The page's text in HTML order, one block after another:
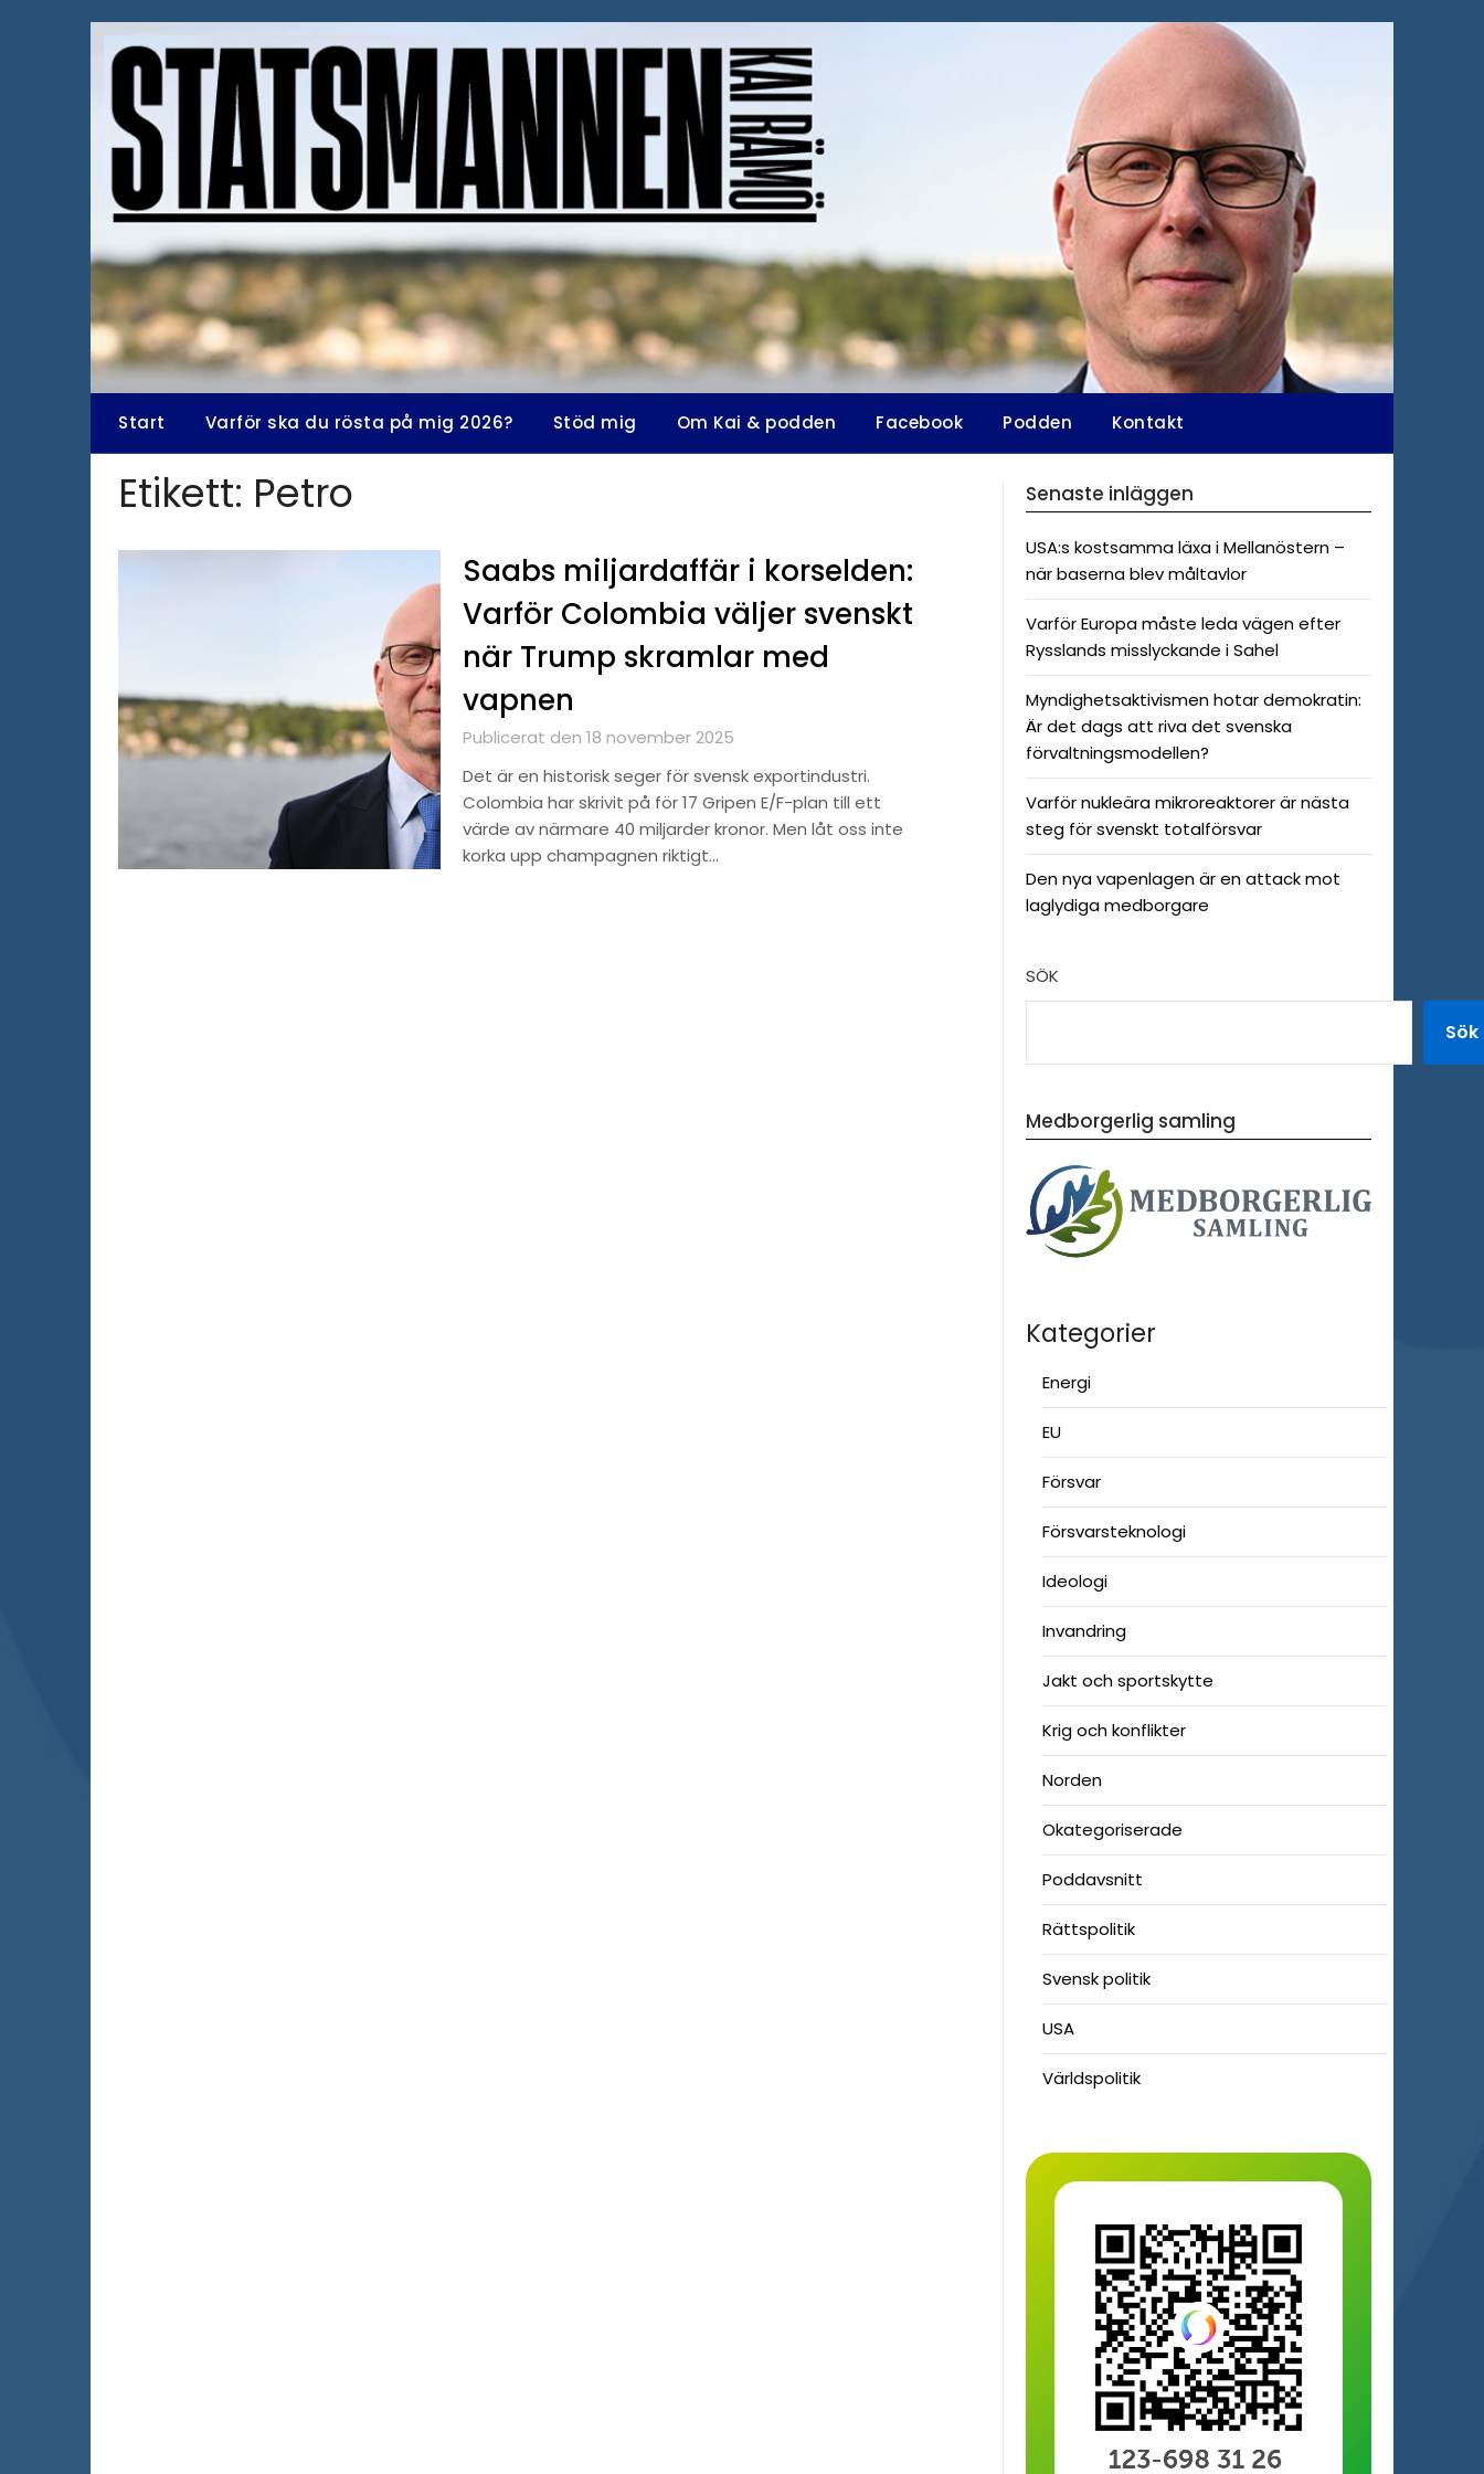
Start Varför ska du rösta på mig 2026? Stöd mig Om Kai & podden Facebook Podden Kontakt
Etikett: Petro
Saabs miljardaffär i korselden:
Varför Colombia väljer svenskt
när Trump skramlar med
vapnen
Publicerat den 18 november 2025
Det är en historisk seger för svensk exportindustri.
Colombia har skrivit på för 17 Gripen E/F-plan till ett
värde av närmare 40 miljarder kronor. Men låt oss inte
korka upp champagnen riktigt…
Senaste inläggen
USA:s kostsamma läxa i Mellanöstern –
när baserna blev måltavlor
Varför Europa måste leda vägen efter
Rysslands misslyckande i Sahel
Myndighetsaktivismen hotar demokratin:
Är det dags att riva det svenska
förvaltningsmodellen?
Varför nukleära mikroreaktorer är nästa
steg för svenskt totalförsvar
Den nya vapenlagen är en attack mot
laglydiga medborgare
SÖK
Sök
Medborgerlig samling
Kategorier
Energi
EU
Försvar
Försvarsteknologi
Ideologi
Invandring
Jakt och sportskytte
Krig och konflikter
Norden
Okategoriserade
Poddavsnitt
Rättspolitik
Svensk politik
USA
Världspolitik